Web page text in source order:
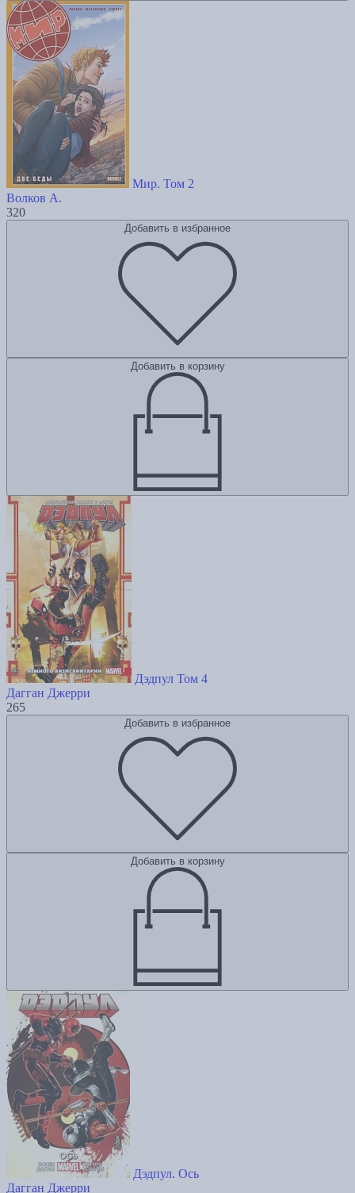
Мир. Том 2
Волков А.
320
Добавить в избранное
Добавить в корзину
Дэдпул Том 4
Дагган Джерри
265
Добавить в избранное
Добавить в корзину
Дэдпул. Ось
Дагган Джерри